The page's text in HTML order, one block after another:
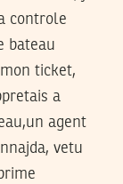
controle
bateau
ticket,
a
agent
vetu